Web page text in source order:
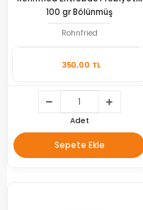
100 gr Bölünmüş
Rohnfried
350,00 TL
Adet
Sepete Ekle